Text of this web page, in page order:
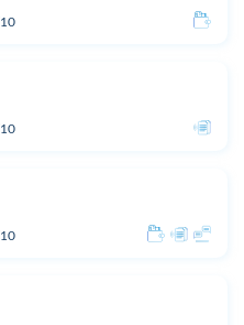
10
10
10